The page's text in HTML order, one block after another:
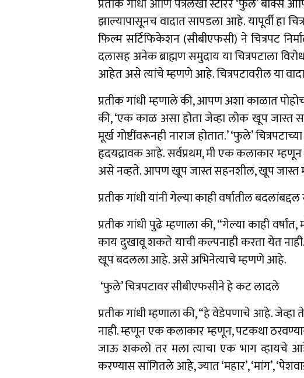
प्रतीक गांधी आणि पत्रलेखा स्टारर ‘फुले’ बॉक्स
झाल्यापासूनच वादात सापडला आहे. यापूर्वी हा
फिल्म सर्टिफिकेशन (सीबीएफसी) ने चित्रपट
दलासह अनेक ब्राह्मण समुदाय या चित्रपटाला
आहेत असे त्यांचे म्हणणे आहे. चित्रपटावरील या
प्रतीक गांधी म्हणाले की, आपण अशा काळात
की, ‘एक काळ असा होता जेव्हा लोक खूप जास्त
मूर्ख गोष्टींवरूनही नाराज होतात.’ ‘फुले’
हृदयद्रावक आहे. सर्वप्रथम, मी एक कलाकार
असे नव्हते. आपण खूप जास्त सहनशील, खूप जास्त
प्रतीक गांधी यांनी गेल्या काही वर्षातील
प्रतीक गांधी पुढे म्हणाला की, “गेल्या काही
काय दुखावू शकते याची कल्पनाही करता येत
खूप बदलला आहे. असे अभिनेत्याचे म्हणणे आहे.
‘फुले’ चित्रपटावर सीबीएफसीने हे कट लादले
प्रतीक गांधी म्हणाला की, “हे वेडेपणाचे आहे. जेव्हा
नाही. म्हणून एक कलाकार म्हणून, पटकथा
जाऊ शकलो तर मला त्याचा एक भाग व्हायचे
करण्यास सांगितले आहे, ज्यात ‘महार’, ‘मांग’,